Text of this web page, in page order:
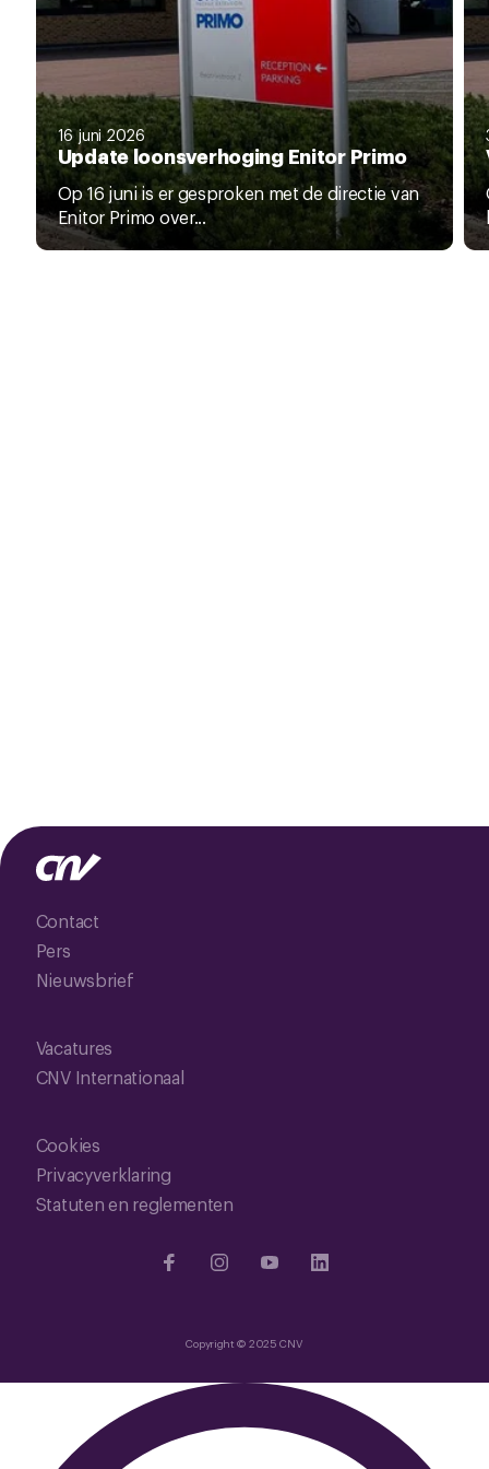
16 juni 2026
Update loonsverhoging Enitor Primo
Op 16 juni is er gesproken met de directie van
Enitor Primo over...
Contact
Pers
Nieuwsbrief
Vacatures
CNV Internationaal
Cookies
Privacyverklaring
Statuten en reglementen
Copyright © 2025 CNV